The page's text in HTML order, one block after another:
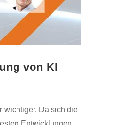
von KI
wichtiger. Da sich die
Entwicklungen